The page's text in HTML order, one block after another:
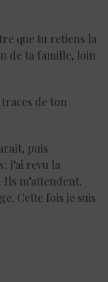
que tu retiens la
de ta famille, loin
de ton
puis
j’ai revu la
m’attendent.
Cette fois je suis